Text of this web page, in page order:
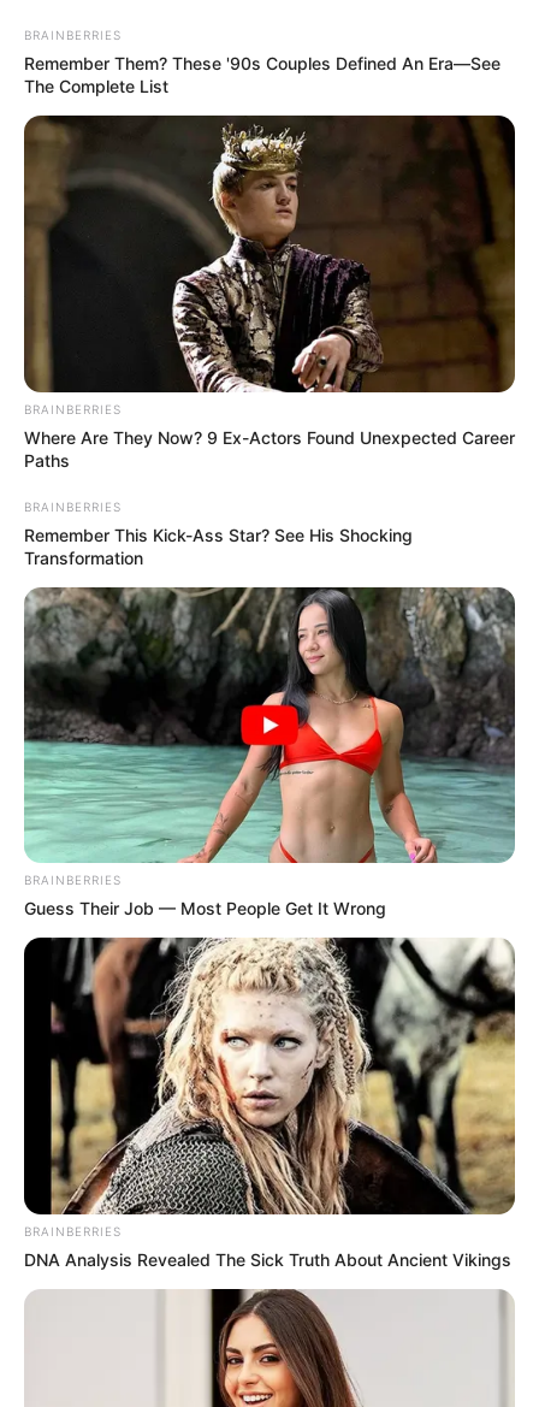
Bad Wimpfen - Marktplatz mit Blick zum Blauen
Turm
Veranstaltungen Bad Wimpfen
«zurück Bad Wimpfen weiter»
Bald ist Mariä Himmelfahrt: Sonnabend, den 15.08.2026
Unmittelbar hinter dem Rathaus am Marktplatz steht der
Blaue Turm, der markanteste Turm von Bad Wimpfen und
Wahrzeichen der Stadt. Er gehörte zur Stauferburg, wurde
jedoch in den nachfolgenden Jahrhunderten mehrfach
umgebaut. Vom Turm hat man eine gute Aussicht über die
Stadt und das Neckartal.
Öffnungszeiten Blauer Turm: Täglich außer Montag von
10:00 Uhr - 18:00 Uhr (im Winter eingeschränkte
Öffnungszeiten).
Auswahl von Veranstaltungen in Bad Wimpfen
und Umgebung:
Glenn Miller Orchestra
Das Glenn Miller Orchestra unter Leitung von Uli
Plettendorff zeigt eine Swing-Show mit der
Sängerin. Dienstag, 08.12.2026, 20 Uhr, Kultursaal
„Ballei“, Neckarsulm. KARTENVORVERKAUF Bei
allen bekannten Vorverkaufsstellen. WEITERE...
BRAINBERRIES
Remember Them? These '90s Couples Defined An Era—See
The Complete List
BRAINBERRIES
Where Are They Now? 9 Ex-Actors Found Unexpected Career
Paths
BRAINBERRIES
Remember This Kick-Ass Star? See His Shocking
Transformation
BRAINBERRIES
Guess Their Job — Most People Get It Wrong
BRAINBERRIES
DNA Analysis Revealed The Sick Truth About Ancient Vikings